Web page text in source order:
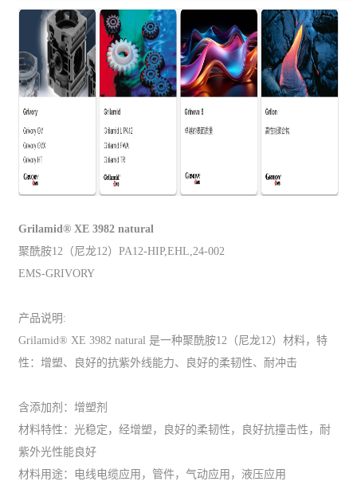
Grilamid® XE 3982 natural
聚酰胺12（尼龙12）PA12-HIP,EHL,24-002
EMS-GRIVORY
产品说明:
Grilamid® XE 3982 natural 是一种聚酰胺12（尼龙12）材料，特
性：增塑、良好的抗紫外线能力、良好的柔韧性、耐冲击
含添加剂：增塑剂
材料特性：光稳定，经增塑，良好的柔韧性，良好抗撞击性，耐
紫外光性能良好
材料用途：电线电缆应用，管件，气动应用，液压应用